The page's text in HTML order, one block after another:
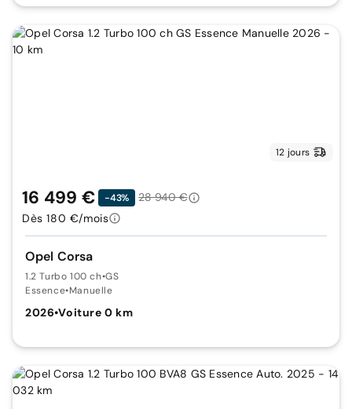
12 jours
Opel Corsa
1.2 Turbo 100 ch•GS
Essence•Manuelle
2026•Voiture 0 km
16 499 € -43%
28 940 €
Dès 180 €/mois